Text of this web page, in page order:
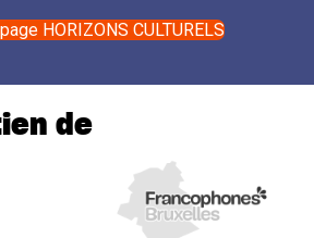
HORIZONS CULTURELS
de